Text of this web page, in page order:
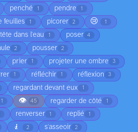
penché 1 pendre 1
feuilles 1 picorer 2 😢 1
dans l'eau 1 poser 4
2 pousser 2
prier 1 projeter une ombre 3
1 réfléchir 1 réflexion 3
regardant devant eux 1
1 👁️ 45 regarder de côté 1
renverser 1 replié 1
🧎 2 s'asseoir 2